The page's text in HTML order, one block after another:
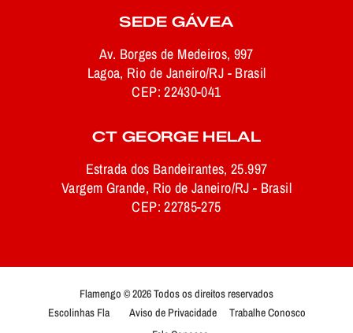
SEDE GÁVEA
Av. Borges de Medeiros, 997
Lagoa, Rio de Janeiro/RJ - Brasil
CEP: 22430-041
CT GEORGE HELAL
Estrada dos Bandeirantes, 25.997
Vargem Grande, Rio de Janeiro/RJ - Brasil
CEP: 22785-275
Flamengo © 2026 Todos os direitos reservados
Escolinhas Fla
Aviso de Privacidade
Trabalhe Conosco